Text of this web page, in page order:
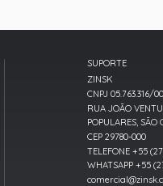
SUPORTE
ZINSK
CNPJ 05.763.316/
RUA JOÃO
POPULARES,
CEP 29780-000
TELEFONE +55
WHATSAPP +55